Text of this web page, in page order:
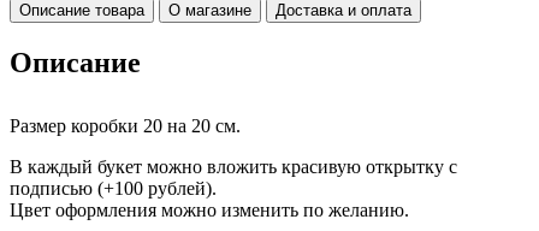
Описание товара О магазине Доставка и оплата
Описание
Размер коробки 20 на 20 см.
В каждый букет можно вложить красивую открытку с
подписью (+100 рублей).
Цвет оформления можно изменить по желанию.